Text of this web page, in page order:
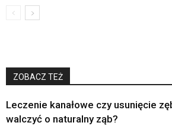
ZOBACZ TEŻ
Leczenie kanałowe czy usunięcie
walczyć o naturalny ząb?